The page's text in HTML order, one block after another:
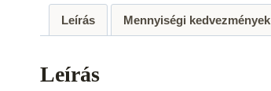
Leírás Mennyiségi kedvezmények
Leírás